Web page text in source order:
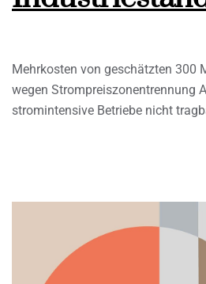
Mehrkosten von geschätzten 300
wegen Strompreiszonentrennung
stromintensive Betriebe nicht